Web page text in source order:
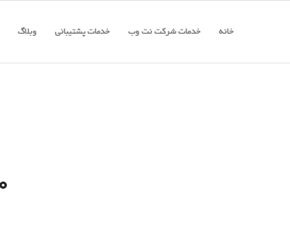
خانه خدمات شرکت نت وب خدمات پشتیبانی وبلاگ